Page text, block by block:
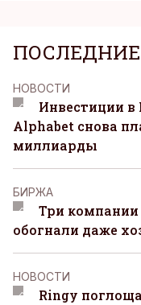
НОВОСТИ
Инвестиции
Alphabet снова
миллиарды
БИРЖА
Три компании
обогнали даже
НОВОСТИ
Ringy